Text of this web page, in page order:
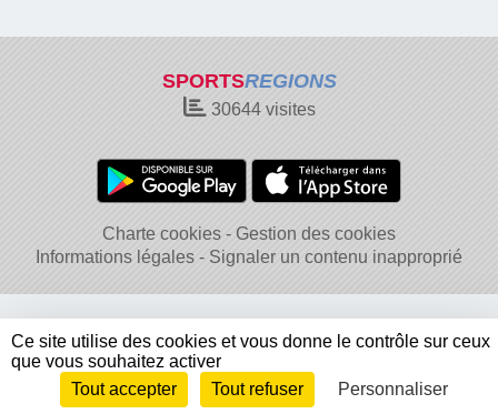
SPORTSREGIONS
30644visites
Charte cookies
Gestion des cookies
Informations légales
Signaler un contenu inapproprié
Envie de participer ? Connexion
Ce site utilise des cookies et vous donne le contrôle sur ceux
que vous souhaitez activer
Tout accepter
Tout refuser Personnaliser